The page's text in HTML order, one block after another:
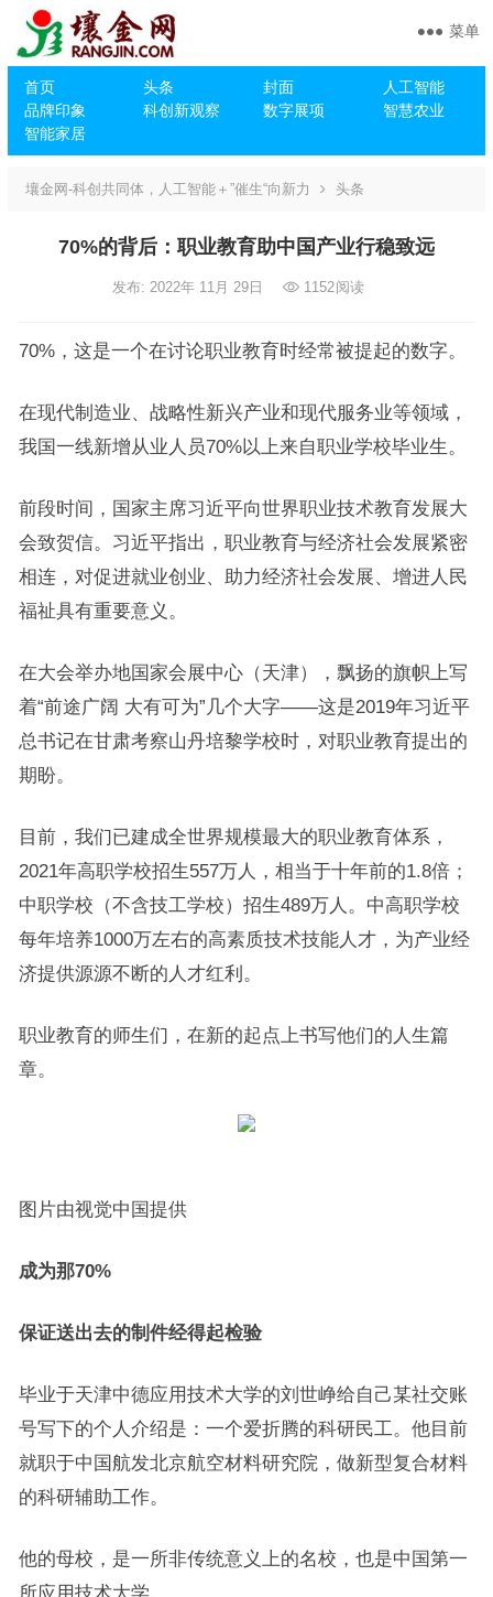
首页 头条 封面
人工智能
品牌印象
科创新观察 数字展项
智慧农业
智能家居
菜单
壤金网-科创共同体，人工智能＋”催生“向新力 头条
70%的背后：职业教育助中国产业行稳致远
发布: 2022年 11月 29日 1152阅读
70%，这是一个在讨论职业教育时经常被提起的数字。
在现代制造业、战略性新兴产业和现代服务业等领域，
我国一线新增从业人员70%以上来自职业学校毕业生。
前段时间，国家主席习近平向世界职业技术教育发展大
会致贺信。习近平指出，职业教育与经济社会发展紧密
相连，对促进就业创业、助力经济社会发展、增进人民
福祉具有重要意义。
在大会举办地国家会展中心（天津），飘扬的旗帜上写
着“前途广阔 大有可为”几个大字——这是2019年习近平
总书记在甘肃考察山丹培黎学校时，对职业教育提出的
期盼。
目前，我们已建成全世界规模最大的职业教育体系，
2021年高职学校招生557万人，相当于十年前的1.8倍；
中职学校（不含技工学校）招生489万人。中高职学校
每年培养1000万左右的高素质技术技能人才，为产业经
济提供源源不断的人才红利。
职业教育的师生们，在新的起点上书写他们的人生篇
章。
图片由视觉中国提供
成为那70%
保证送出去的制件经得起检验
毕业于天津中德应用技术大学的刘世峥给自己某社交账
号写下的个人介绍是：一个爱折腾的科研民工。他目前
就职于中国航发北京航空材料研究院，做新型复合材料
的科研辅助工作。
他的母校，是一所非传统意义上的名校，也是中国第一
所应用技术大学。